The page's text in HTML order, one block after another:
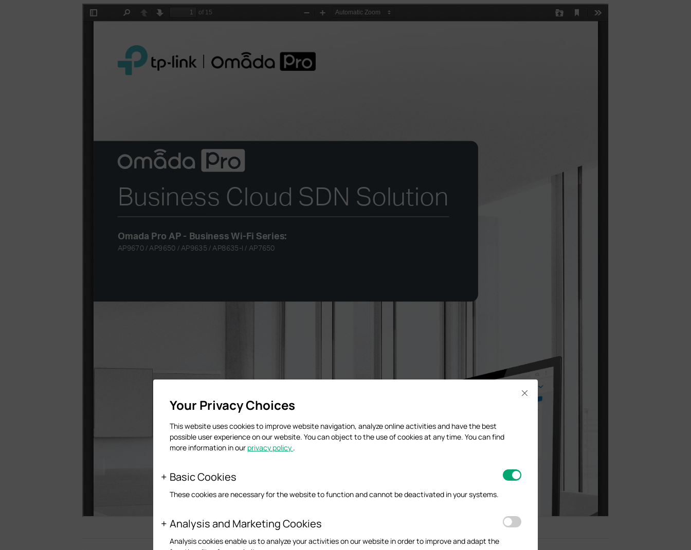
Your Privacy Choices
This website uses cookies to improve website navigation, analyze online activities and have the best
possible user experience on our website. You can object to the use of cookies at any time. You can find
more information in our privacy policy .
Basic Cookies
These cookies are necessary for the website to function and cannot be deactivated in your systems.
Analysis and Marketing Cookies
Analysis cookies enable us to analyze your activities on our website in order to improve and adapt the
Close